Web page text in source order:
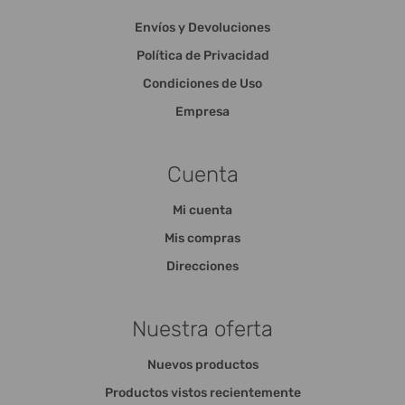
Envíos y Devoluciones
Política de Privacidad
Condiciones de Uso
Empresa
Cuenta
Mi cuenta
Mis compras
Direcciones
Nuestra oferta
Nuevos productos
Productos vistos recientemente